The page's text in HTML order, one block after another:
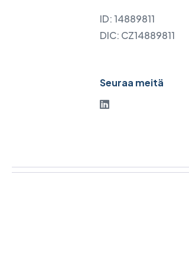
Seuraa meitä
ID: 14889811
DIC: CZ14889811